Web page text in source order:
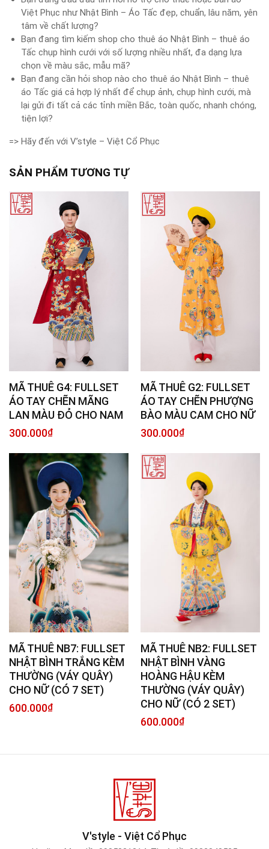
Việt Phục như Nhật Bình – Áo Tấc đẹp, chuẩn, lâu năm, yên
tâm về chất lượng?
Bạn đang tìm kiếm shop cho thuê áo Nhật Bình – thuê áo
Tấc chụp hình cưới với số lượng nhiều nhất, đa dạng lựa
chọn về màu sắc, mẫu mã?
Bạn đang cần hỏi shop nào cho thuê áo Nhật Bình – thuê
áo Tấc giá cả hợp lý nhất để chụp ảnh, chụp hình cưới, mà
lại gửi đi tất cả các tỉnh miền Bắc, toàn quốc, nhanh chóng,
tiện lợi?
=> Hãy đến với V’style – Việt Cổ Phục
SẢN PHẨM TƯƠNG TỰ
MÃ THUÊ G4: FULLSET
ÁO TAY CHẼN MÃNG
LAN MÀU ĐỎ CHO NAM
300.000₫
MÃ THUÊ G2: FULLSET
ÁO TAY CHẼN PHƯỢNG
BÀO MÀU CAM CHO NỮ
300.000₫
MÃ THUÊ NB7: FULLSET
NHẬT BÌNH TRẮNG KÈM
THƯỜNG (VÁY QUÂY)
CHO NỮ (CÓ 7 SET)
600.000₫
MÃ THUÊ NB2: FULLSET
NHẬT BÌNH VÀNG
HOÀNG HẬU KÈM
THƯỜNG (VÁY QUÂY)
CHO NỮ (CÓ 2 SET)
600.000₫
V'style - Việt Cổ Phục